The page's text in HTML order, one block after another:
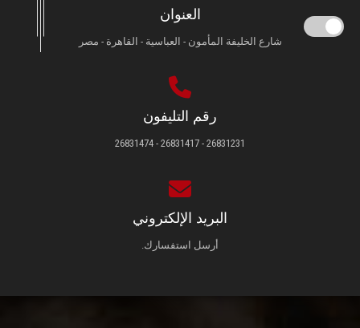
العنوان
شارع الخليفة المأمون - العباسية - القاهرة - مصر
رقم التليفون
26831231 - 26831417 - 26831474
البريد الإلكتروني
أرسل استفسارك.